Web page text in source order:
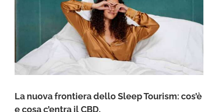
La nuova frontiera dello Sleep Tourism: cos’è
e cosa c’entra il CBD.